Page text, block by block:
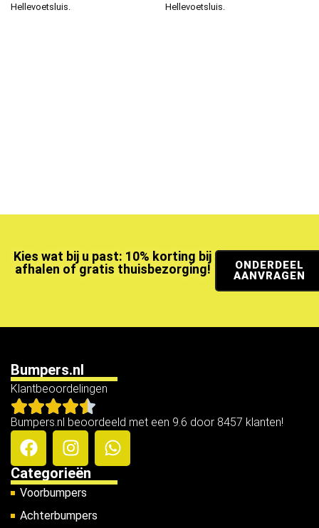
Hellevoetsluis.
Hellevoetsluis.
Kies wat bij u past: 10% korting bij
afhalen of gratis thuisbezorging!
ONDERDEEL
AANVRAGEN
Bumpers.nl
Klantbeoordelingen
Bumpers.nl beoordeeld met een 9.6 door 8457 klanten!
Categorieën
Voorbumpers
Achterbumpers